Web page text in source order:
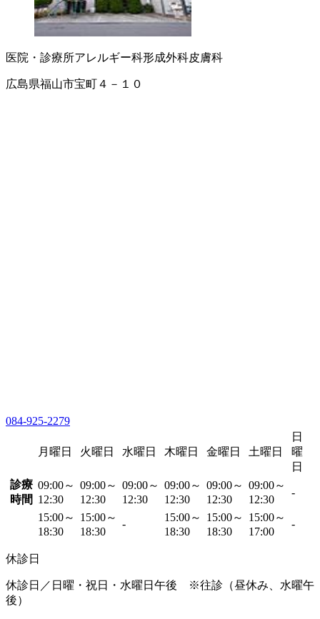
医院・診療所アレルギー科形成外科皮膚科
広島県福山市宝町４－１０
084-925-2279
月曜日 火曜日 水曜日 木曜日 金曜日 土曜日
日
曜
日
診療
時間
09:00～
12:30
09:00～
12:30
09:00～
12:30
09:00～
12:30
09:00～
12:30
09:00～
12:30
-
15:00～
18:30
15:00～
18:30
-
15:00～
18:30
15:00～
18:30
15:00～
17:00
-
休診日
休診日／日曜・祝日・水曜日午後 ※往診（昼休み、水曜午
後）